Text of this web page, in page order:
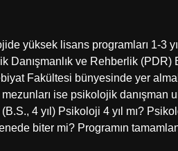
yüksek lisans programları 1-3
Danışmanlık ve Rehberlik
Fakültesi bünyesinde yer
ise psikolojik danışman
4 yıl) Psikoloji 4 yıl mı?
biter mi? Programın